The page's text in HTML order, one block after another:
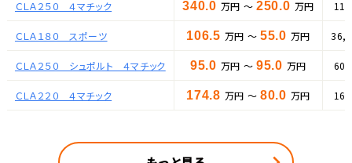
ＣＬＡ２５０ ４マチック 340.0 万円 ～ 250.0 万円
ＣＬＡ１８０ スポーツ 106.5 万円 ～ 55.0 万円
ＣＬＡ２５０ シュポルト ４マチック 95.0 万円 ～ 95.0 万円
ＣＬＡ２２０ ４マチック 174.8 万円 ～ 80.0 万円